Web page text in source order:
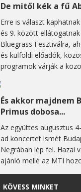
De mitől kék a fű
Erre is választ
és 9. között
Bluegrass Fesztiválra,
és külföldi előadók,
programok várják a
És akkor majdnem
Primus dobosa...
Az együttes augusztus
ad koncertet ismét
Negrában lép fel. Hazai
ajánló mellé az MTI
KÖVESS MINKET